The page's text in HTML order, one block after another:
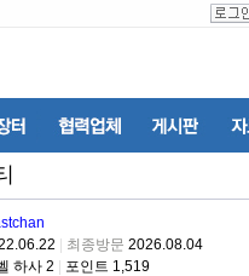
최종방문 2026.08.04
하사 2
포인트 1,519